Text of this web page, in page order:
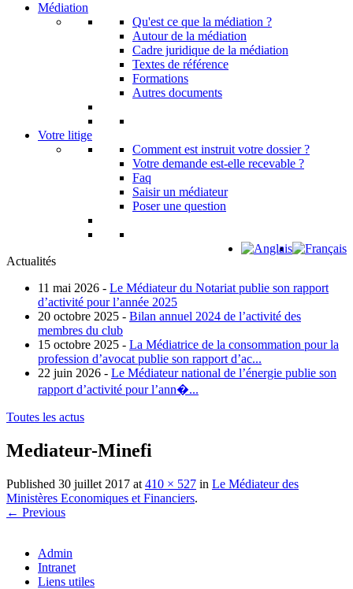
Médiation
Qu'est ce que la médiation ?
Autour de la médiation
Cadre juridique de la médiation
Textes de référence
Formations
Autres documents
Votre litige
Comment est instruit votre dossier ?
Votre demande est-elle recevable ?
Faq
Saisir un médiateur
Poser une question
Actualités
11 mai 2026 - Le Médiateur du Notariat publie son rapport
d’activité pour l’année 2025
20 octobre 2025 - Bilan annuel 2024 de l’activité des
membres du club
15 octobre 2025 - La Médiatrice de la consommation pour la
profession d’avocat publie son rapport d’ac...
22 juin 2026 - Le Médiateur national de l’énergie publie son
rapport d’activité pour l’ann�...
Toutes les actus
Mediateur-Minefi
Published 30 juillet 2017 at 410 × 527 in Le Médiateur des
Ministères Economiques et Financiers.
← Previous
Admin
Intranet
Liens utiles